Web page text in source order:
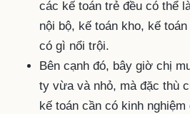
các kế toán trẻ đều có thể
nội bộ, kế toán kho, kế
có gì nổi trội.
Bên cạnh đó, bây giờ chị
ty vừa và nhỏ, mà đặc thù
kế toán cần có kinh